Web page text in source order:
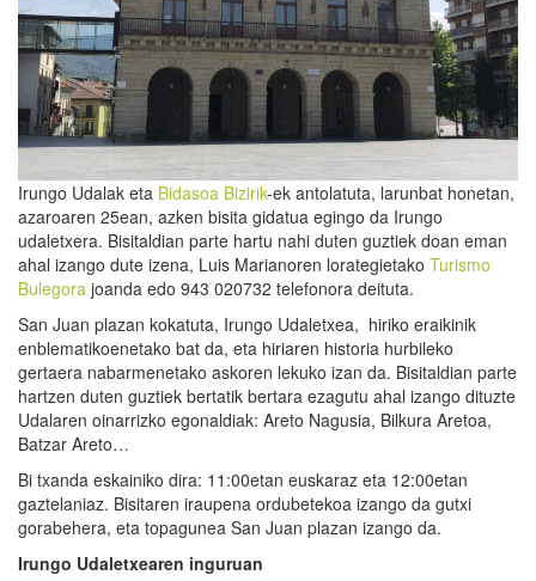
Irungo Udalak eta Bidasoa Bizirik-ek antolatuta, larunbat honetan,
azaroaren 25ean, azken bisita gidatua egingo da Irungo
udaletxera. Bisitaldian parte hartu nahi duten guztiek doan eman
ahal izango dute izena, Luis Marianoren lorategietako Turismo
Bulegora joanda edo 943 020732 telefonora deituta.
San Juan plazan kokatuta, Irungo Udaletxea, hiriko eraikinik
enblematikoenetako bat da, eta hiriaren historia hurbileko
gertaera nabarmenetako askoren lekuko izan da. Bisitaldian parte
hartzen duten guztiek bertatik bertara ezagutu ahal izango dituzte
Udalaren oinarrizko egonaldiak: Areto Nagusia, Bilkura Aretoa,
Batzar Areto…
Bi txanda eskainiko dira: 11:00etan euskaraz eta 12:00etan
gaztelaniaz. Bisitaren iraupena ordubetekoa izango da gutxi
gorabehera, eta topagunea San Juan plazan izango da.
Irungo Udaletxearen inguruan